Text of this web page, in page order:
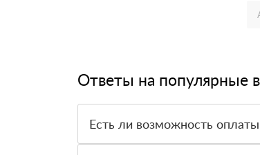
Ответы на популярные
Есть ли возможность